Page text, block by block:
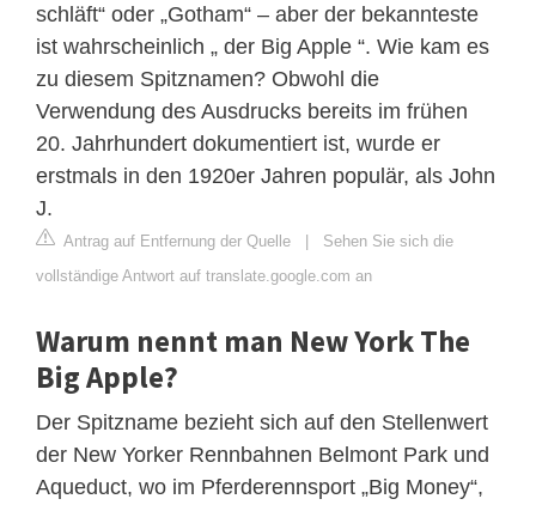
schläft“ oder „Gotham“ – aber der bekannteste
ist wahrscheinlich „ der Big Apple “. Wie kam es
zu diesem Spitznamen? Obwohl die
Verwendung des Ausdrucks bereits im frühen
20. Jahrhundert dokumentiert ist, wurde er
erstmals in den 1920er Jahren populär, als John
J.
Antrag auf Entfernung der Quelle | Sehen Sie sich die
vollständige Antwort auf translate.google.com an
Warum nennt man New York The
Big Apple?
Der Spitzname bezieht sich auf den Stellenwert
der New Yorker Rennbahnen Belmont Park und
Aqueduct, wo im Pferderennsport „Big Money“,